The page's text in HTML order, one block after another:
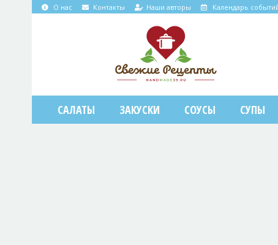
О нас Контакты Наши авторы Календарь
САЛАТЫ ЗАКУСКИ СОУСЫ СУПЫ